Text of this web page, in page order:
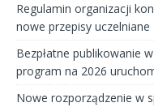
Regulamin organizacji
nowe przepisy uczelniane
Bezpłatne publikowanie
program na 2026
Nowe rozporządzenie w